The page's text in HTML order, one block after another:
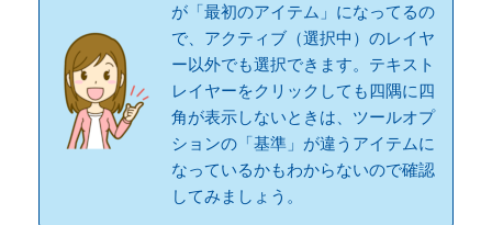
が「最初のアイテム」になってるの
で、アクティブ（選択中）のレイヤ
ー以外でも選択できます。テキスト
レイヤーをクリックしても四隅に四
角が表示しないときは、ツールオプ
ションの「基準」が違うアイテムに
なっているかもわからないので確認
してみましょう。